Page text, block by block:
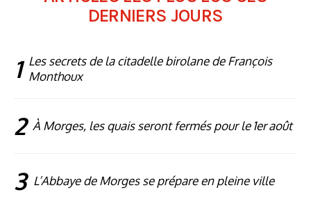
DERNIERS JOURS
1 Les secrets de la citadelle birolane de François
Monthoux
2 À Morges, les quais seront fermés pour le 1er août
3 L’Abbaye de Morges se prépare en pleine ville